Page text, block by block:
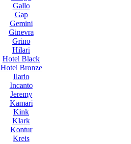
Gallo
Gap
Gemini
Ginevra
Grino
Hilari
Hotel Black
Hotel Bronze
Ilario
Incanto
Jeremy
Kamari
Kink
Klark
Kontur
Kreis